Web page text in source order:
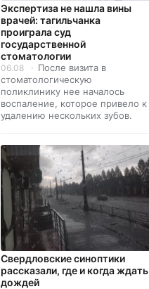
Экспертиза не нашла вины
врачей: тагильчанка
проиграла суд
государственной
стоматологии
06.08
После визита в
стоматологическую
поликлинику нее началось
воспаление, которое привело к
удалению нескольких зубов.
Свердловские синоптики
рассказали, где и когда ждать
дождей